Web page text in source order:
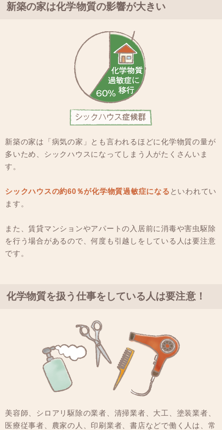
新築の家は化学物質の影響が大きい
新築の家は「病気の家」とも言われるほどに化学物質の量が
多いため、シックハウスになってしまう人がたくさんいま
す。
シックハウスの約60％が化学物質過敏症になる といわれてい
ます。
また、賃貸マンションやアパートの入居前に消毒や害虫駆除
を行う場合があるので、何度も引越しをしている人は要注意
です。
化学物質を扱う仕事をしている人は要注意！
美容師、シロアリ駆除の業者、清掃業者、大工、塗装業者、
医療従事者、農家の人、印刷業者、書店などで働く人は、常